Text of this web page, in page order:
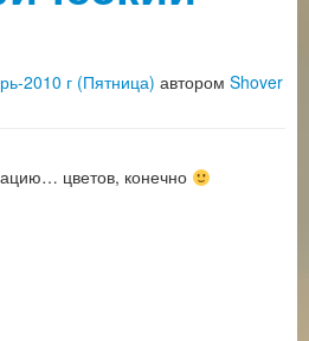
2010 г (Пятница) автором Shover
цветов, конечно